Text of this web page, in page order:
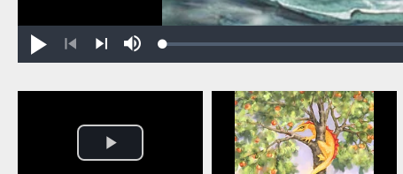
Jouer SourdineLoaded:
0.33%